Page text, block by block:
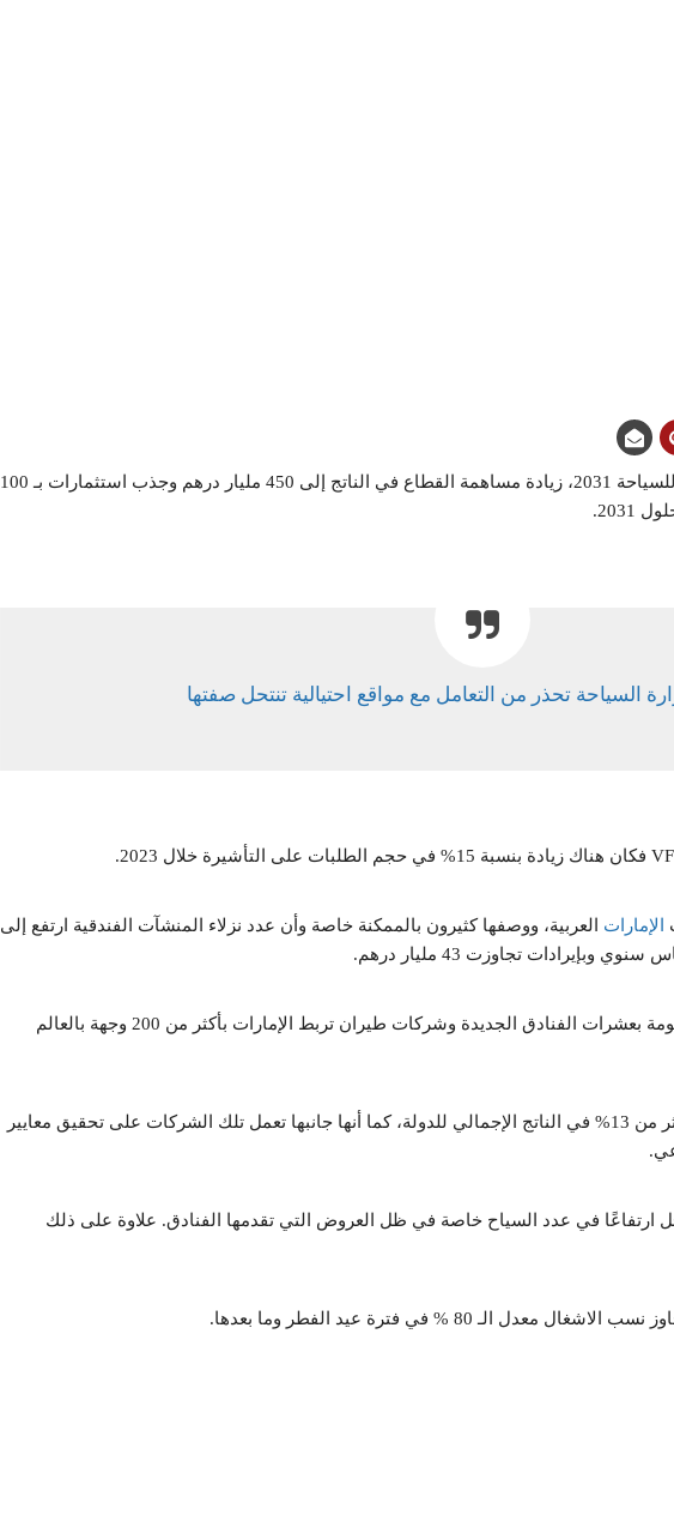
تشمل استراتيجية دولة الإمارات العربية للسياحة 2031، زيادة مساهمة القطاع في الناتج إلى 450 مليار درهم وجذب استثمارات بـ 100
السياحة تحذر من التعامل مع مواقع احتيالية تنتحل صفتها
الإمارات العربية، ووصفها كثيرون بالممكنة خاصة وأن عدد نزلاء المنشآت الفندقية ارتفع إلى
كما يرى خبراء أن المنظومة الحالية مدعومة بعشرات الفنادق الجديدة وشركات طيران تربط الإمارات بأكثر من 200 وجهة بالعالم
علاوة على ذلك يسهم قطاع الطيران بأكثر من 13% في الناتج الإجمالي للدولة، كما أنها جانبها تعمل تلك الشركات على تحقيق معايير
ارتفاعًا في عدد السياح خاصة في ظل العروض التي تقدمها الفنادق. علاوة على ذلك
الـ 80 % في فترة عيد الفطر وما بعدها.